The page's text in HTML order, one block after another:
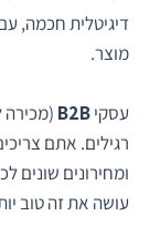
דיגיטלית חכמה,
מוצר.
עסקיB2B (מכירה
רגילים. אתם
ומחירונים שונים
עושה את זה טוב